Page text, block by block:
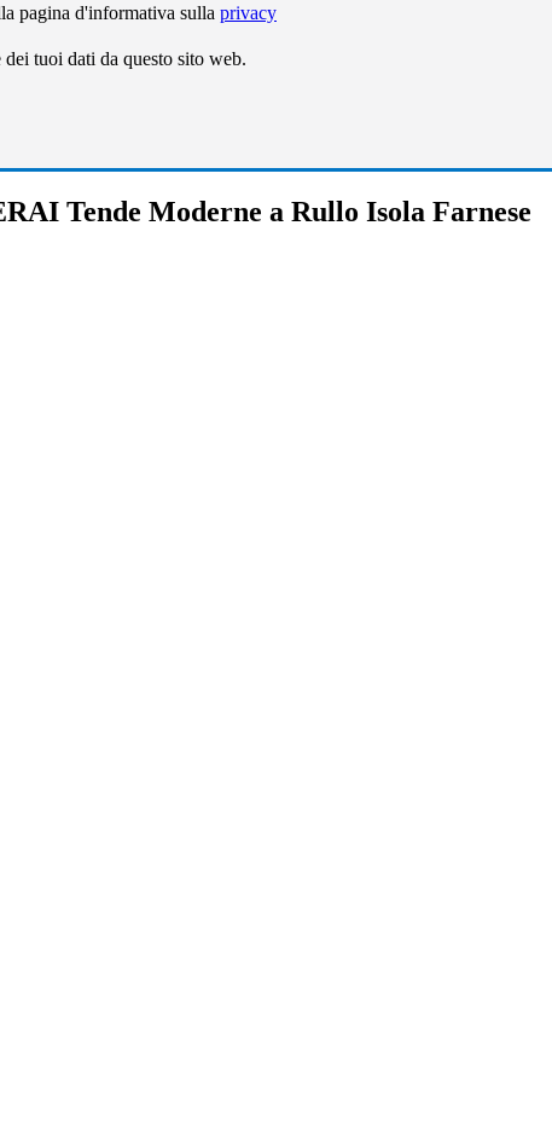
pagina d'informativa sulla privacy
tuoi dati da questo sito web.
Tende Moderne a Rullo Isola Farnese